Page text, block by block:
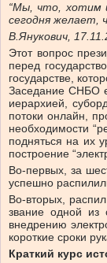
“Мы, что, хотим
сегодня желает,
В.Янукович,
Этот вопрос
перед
государстве,
Заседание СНБО
иерархией,
потоки онлайн,
необходимости
подняться на их
построение
Во-первых, за
успешно
Во-вторых,
звание одной из
внедрению
короткие сроки
Краткий курс